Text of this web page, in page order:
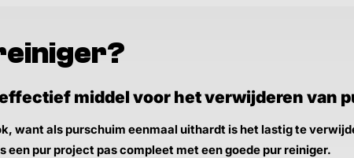
middel voor het verwijderen van
want als purschuim eenmaal uithardt is het lastig te
een pur project pas compleet met een goede pur reiniger.